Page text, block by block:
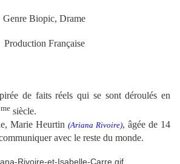
Genre Biopic, Drame
Production Française
de faits réels qui se sont déroulés en
siècle.
Marie Heurtin (Ariana Rivoire), âgée de 14
avec le reste du monde.